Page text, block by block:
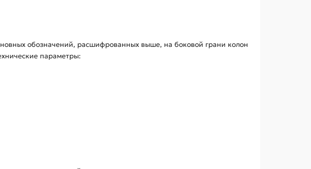
обозначений, расшифрованных выше, на боковой грани колон
параметры: